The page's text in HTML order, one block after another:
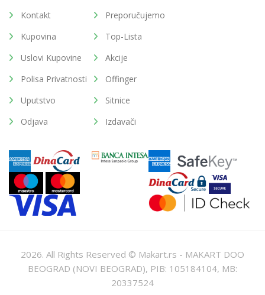
Kontakt
Kupovina
Uslovi Kupovine
Polisa Privatnosti
Uputstvo
Odjava
Preporučujemo
Top-Lista
Akcije
Offinger
Sitnice
Izdavači
2026. All Rights Reserved © Makart.rs - MAKART DOO
BEOGRAD (NOVI BEOGRAD), PIB: 105184104, MB:
20337524